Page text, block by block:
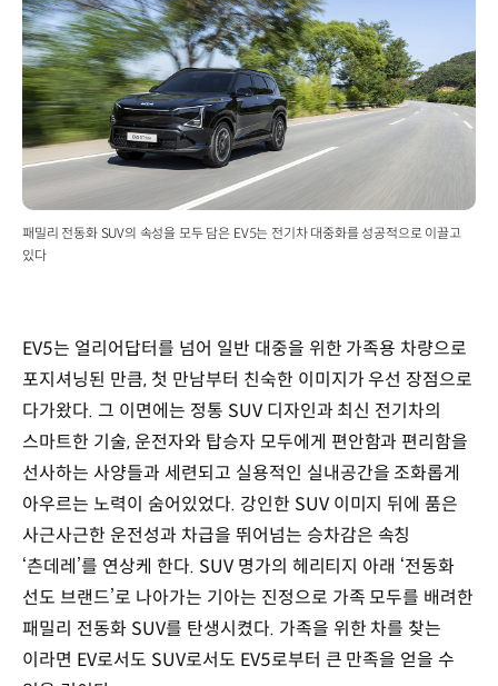
패밀리 전동화 SUV의 속성을 모두 담은 EV5는 전기차 대중화를 성공적으로 이끌고
있다
EV5는 얼리어답터를 넘어 일반 대중을 위한 가족용 차량으로
포지셔닝된 만큼, 첫 만남부터 친숙한 이미지가 우선 장점으로
다가왔다. 그 이면에는 정통 SUV 디자인과 최신 전기차의
스마트한 기술, 운전자와 탑승자 모두에게 편안함과 편리함을
선사하는 사양들과 세련되고 실용적인 실내공간을 조화롭게
아우르는 노력이 숨어있었다. 강인한 SUV 이미지 뒤에 품은
사근사근한 운전성과 차급을 뛰어넘는 승차감은 속칭
‘츤데레’를 연상케 한다. SUV 명가의 헤리티지 아래 ‘전동화
선도 브랜드’로 나아가는 기아는 진정으로 가족 모두를 배려한
패밀리 전동화 SUV를 탄생시켰다. 가족을 위한 차를 찾는
이라면 EV로서도 SUV로서도 EV5로부터 큰 만족을 얻을 수